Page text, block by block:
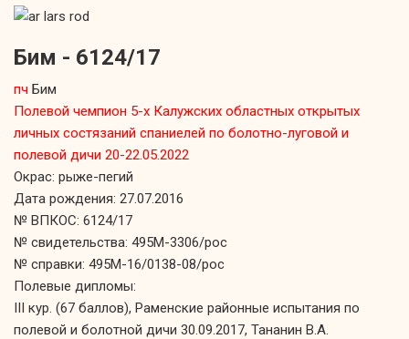
Бим - 6124/17
пч Бим
Полевой чемпион 5-х Калужских областных открытых
личных состязаний спаниелей по болотно-луговой и
полевой дичи 20-22.05.2022
Окрас: рыже-пегий
Дата рождения: 27.07.2016
№ ВПКОС: 6124/17
№ свидетельства: 495М-3306/рос
№ справки: 495М-16/0138-08/рос
Полевые дипломы:
III кур. (67 баллов), Раменские районные испытания по
полевой и болотной дичи 30.09.2017, Тананин В.А.